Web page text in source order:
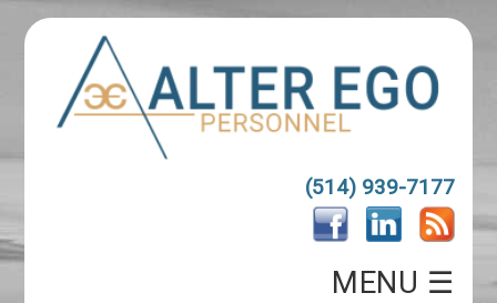
(514) 939-7177
MENU ☰